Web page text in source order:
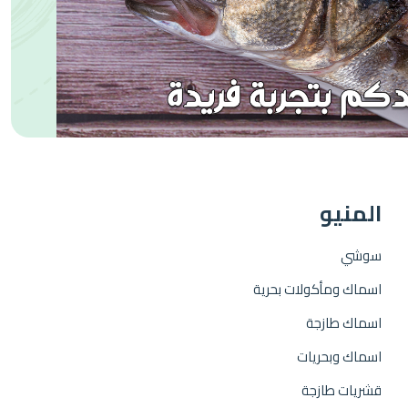
المنيو
سوشي
اسماك ومأكولات بحرية
اسماك طازجة
اسماك وبحريات
قشريات طازجة